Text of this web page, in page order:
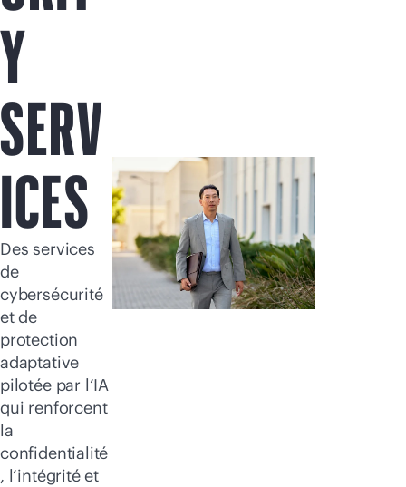
Y
SERV
ICES
Des services
de
cybersécurité
et de
protection
adaptative
pilotée par l’IA
qui renforcent
la
confidentialité
, l’intégrité et